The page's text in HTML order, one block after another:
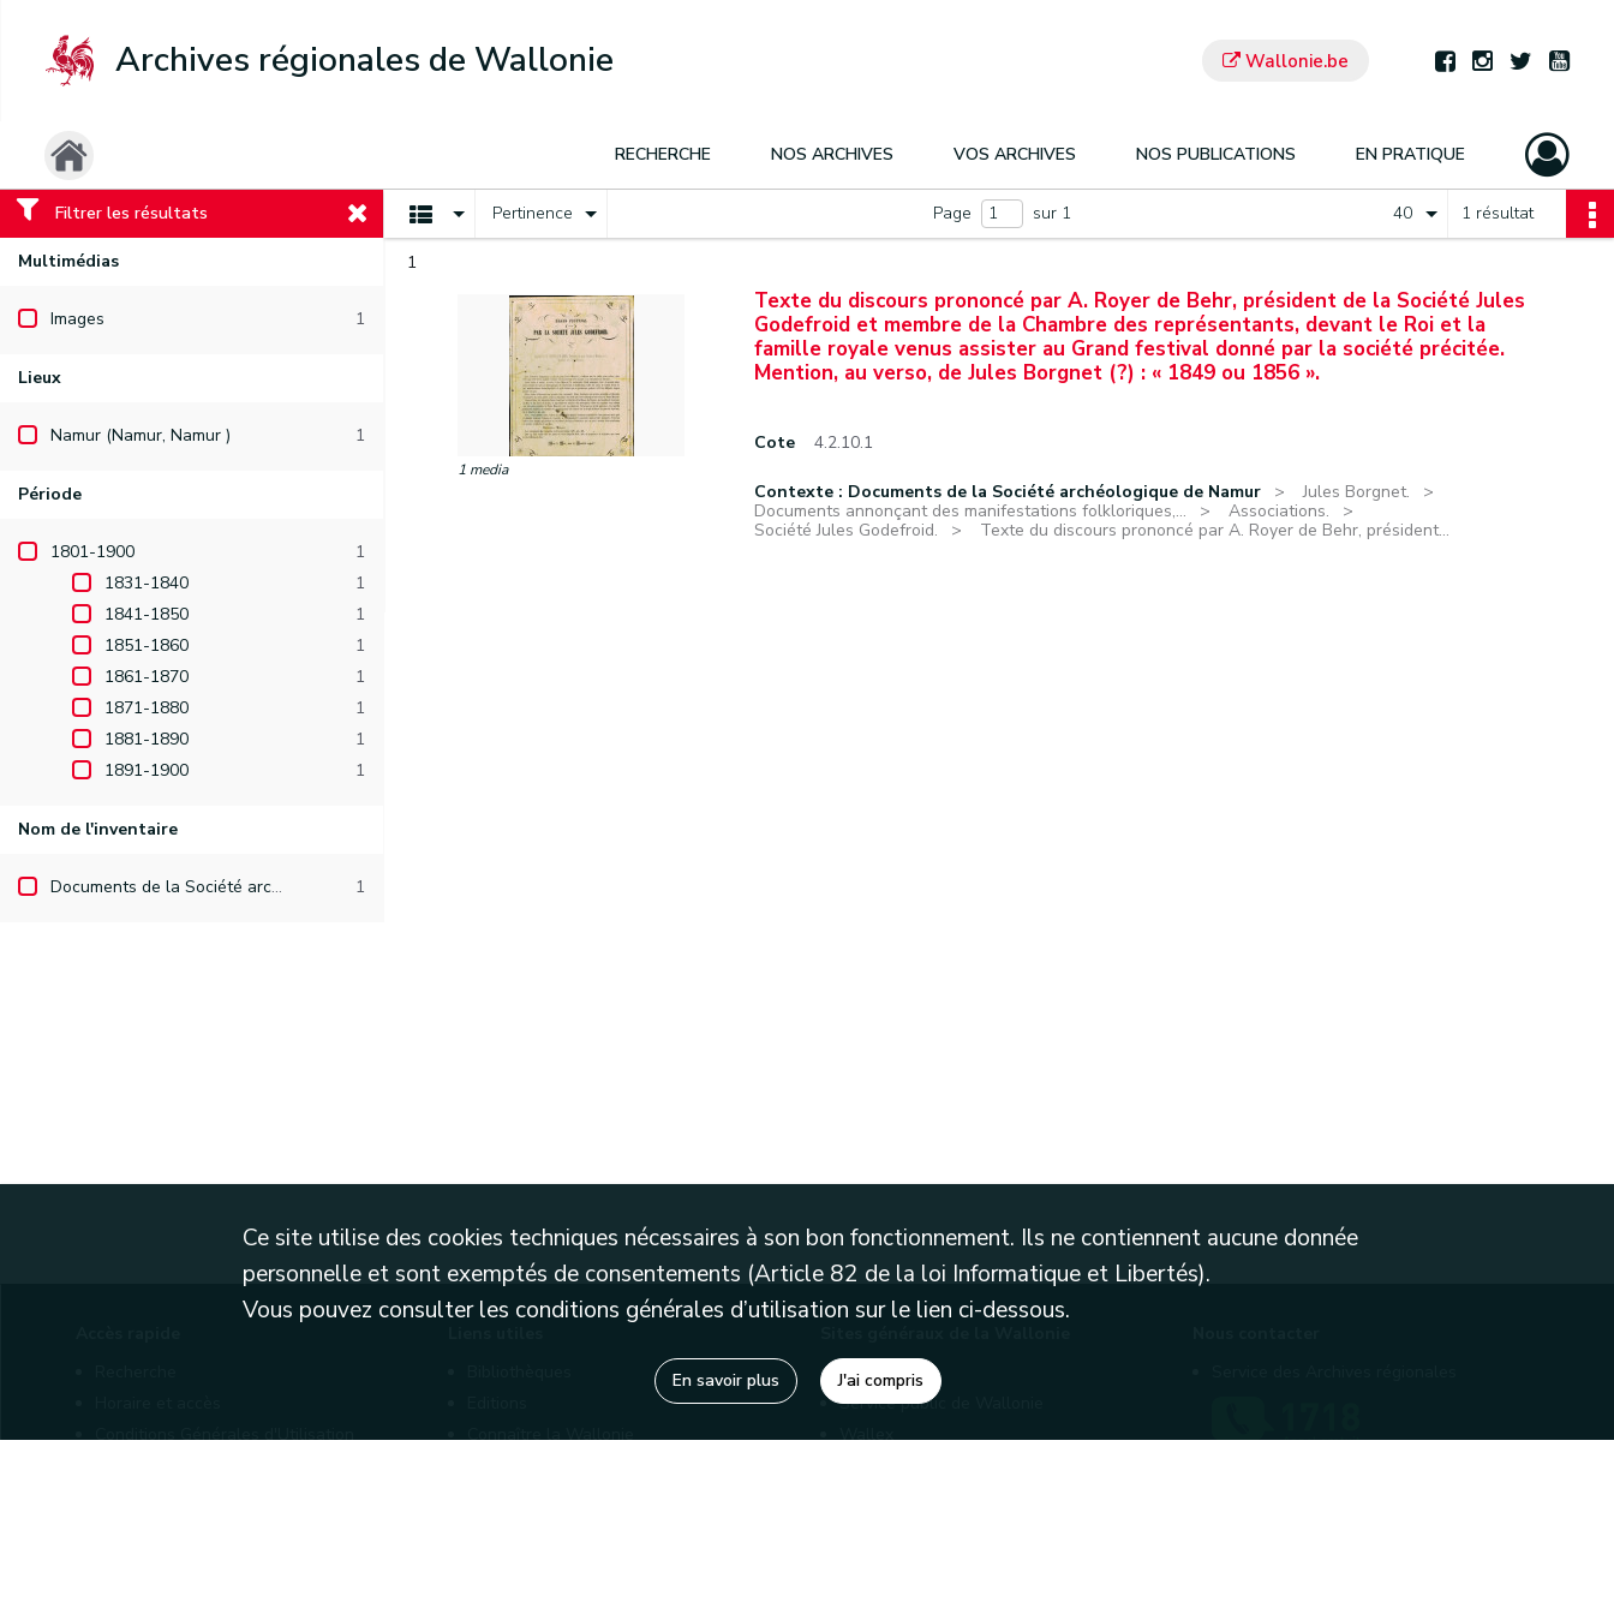
Archives régionales de Wallonie Wallonie.be
RECHERCHE NOS ARCHIVES VOS ARCHIVES NOS PUBLICATIONS EN PRATIQUE
Filtrer les résultats
Multimédias
Images 1
Lieux
Namur (Namur, Namur ) 1
Période
1801-1900
1
1831-1840
1
1841-1850
1
1851-1860
1
1861-1870
1
1871-1880
1
1881-1890
1
1891-1900
1
Nom de l'inventaire
Documents de la Société archéologique de Namur 1
Pertinence Page sur 1 1 résultat
40
1
1 media
Texte du discours prononcé par A. Royer de Behr, président de la Société Jules
Godefroid et membre de la Chambre des représentants, devant le Roi et la
famille royale venus assister au Grand festival donné par la société précitée.
Mention, au verso, de Jules Borgnet (?) : « 1849 ou 1856 ».
Cote 4.2.10.1
Contexte : Documents de la Société archéologique de Namur
Jules Borgnet.
Documents annonçant des manifestations folkloriques,...
Associations.
Société Jules Godefroid.
Texte du discours prononcé par A. Royer de Behr, président...
Conditions Générales d'Utilisation
Connaître la Wallonie
Wallonie.be
Service public de Wallonie
Wallex
Ce site utilise des cookies techniques nécessaires à son bon fonctionnement. Ils ne contiennent aucune donnée
personnelle et sont exemptés de consentements (Article 82 de la loi Informatique et Libertés).
Vous pouvez consulter les conditions générales d’utilisation sur le lien ci-dessous.
En savoir plus J'ai compris